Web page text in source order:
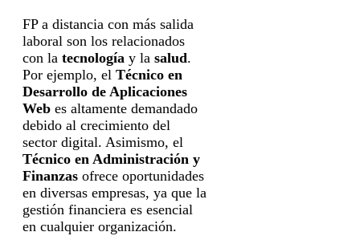
FP a distancia con más salida
laboral son los relacionados
con la tecnología y la salud.
Por ejemplo, el Técnico en
Desarrollo de Aplicaciones
Web es altamente demandado
debido al crecimiento del
sector digital. Asimismo, el
Técnico en Administración y
Finanzas ofrece oportunidades
en diversas empresas, ya que la
gestión financiera es esencial
en cualquier organización.